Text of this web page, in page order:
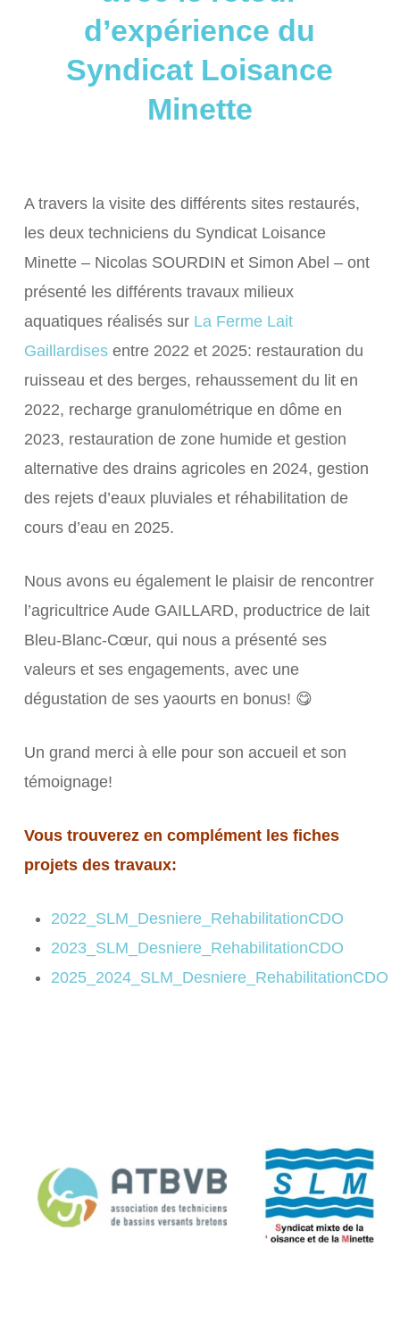
d’expérience du
Syndicat Loisance
Minette
A travers la visite des différents sites restaurés,
les deux techniciens du Syndicat Loisance
Minette – Nicolas SOURDIN et Simon Abel – ont
présenté les différents travaux milieux
aquatiques réalisés sur La Ferme Lait
Gaillardisesentre 2022 et 2025: restauration du
ruisseau et des berges, rehaussement du lit en
2022, recharge granulométrique en dôme en
2023, restauration de zone humide et gestion
alternative des drains agricoles en 2024, gestion
des rejets d’eaux pluviales et réhabilitation de
cours d’eau en 2025.
Nous avons eu également le plaisir de rencontrer
l’agricultrice Aude GAILLARD, productrice de lait
Bleu-Blanc-Cœur, qui nous a présenté ses
valeurs et ses engagements, avec une
dégustation de ses yaourts en bonus! 😋
Un grand merci à elle pour son accueil et son
témoignage!
Vous trouverez en complément les fiches
projets des travaux:
2022_SLM_Desniere_RehabilitationCDO
2023_SLM_Desniere_RehabilitationCDO
2025_2024_SLM_Desniere_RehabilitationCDO